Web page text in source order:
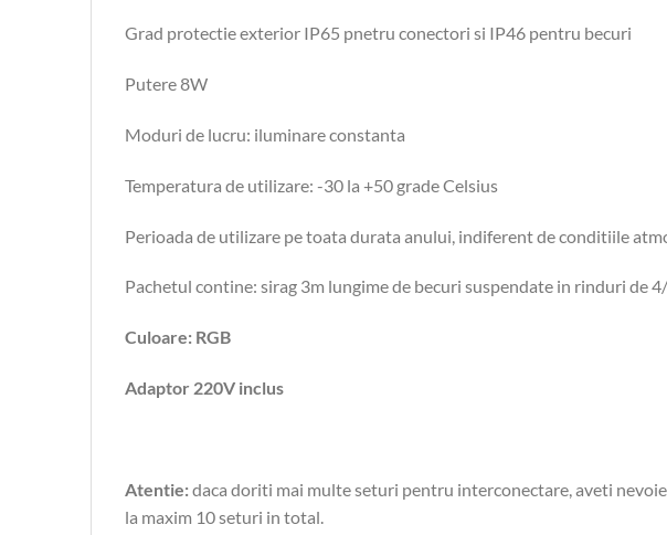
Grad protectie exterior IP65 pnetru conectori si IP46 pentru becuri
Putere 8W
Moduri de lucru: iluminare constanta
Temperatura de utilizare: -30 la +50 grade Celsius
Perioada de utilizare pe toata durata anului, indiferent de conditiile
Pachetul contine: sirag 3m lungime de becuri suspendate in rinduri de
Culoare: RGB
Adaptor 220V inclus
Atentie:daca doriti mai multe seturi pentru interconectare, aveti
la maxim 10 seturi in total.